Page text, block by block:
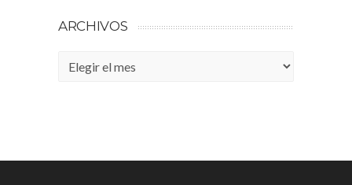
ARCHIVOS
Archivos